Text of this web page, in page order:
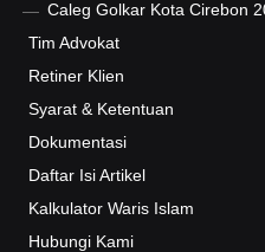
Caleg Golkar Kota Cirebon
Tim Advokat
Retiner Klien
Syarat & Ketentuan
Dokumentasi
Daftar Isi Artikel
Kalkulator Waris Islam
Hubungi Kami